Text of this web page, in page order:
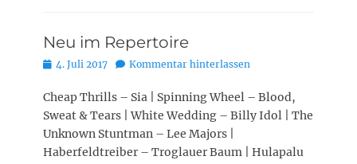
Neu im Repertoire
Posted
4. Juli 2017 Kommentar hinterlassen
Cheap Thrills – Sia | Spinning Wheel – Blood,
Sweat & Tears | White Wedding – Billy Idol | The
Unknown Stuntman – Lee Majors |
Haberfeldtreiber – Troglauer Baum | Hulapalu